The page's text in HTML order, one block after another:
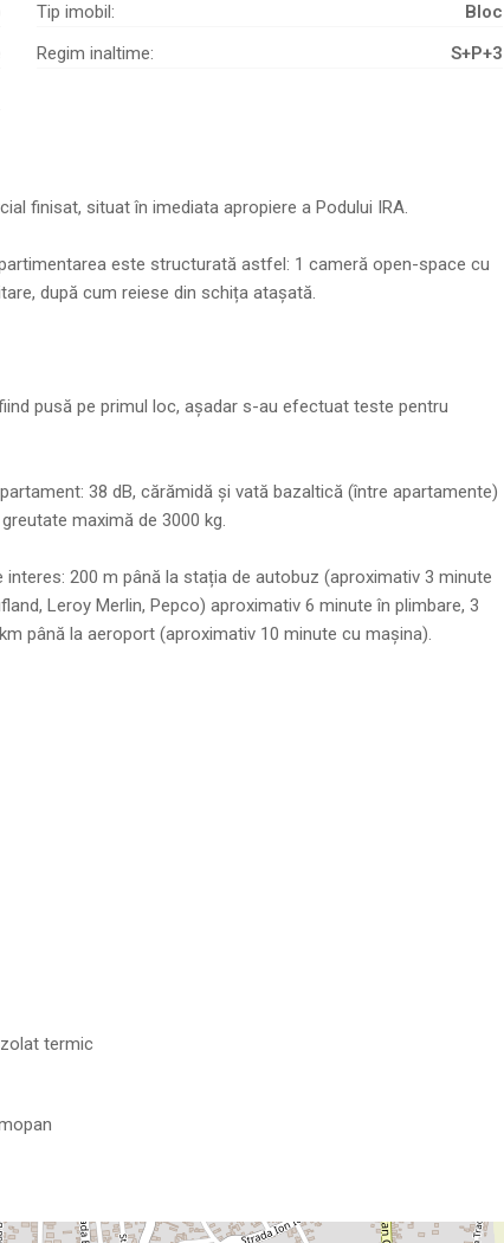
Tip imobil:
Bloc
Regim inaltime:
S+P+3
finisat, situat în imediata apropiere a Podului IRA.
este structurată astfel: 1 cameră open-space cu
după cum reiese din schița atașată.
pusă pe primul loc, așadar s-au efectuat teste pentru
38 dB, cărămidă și vată bazaltică (între apartamente)
maximă de 3000 kg.
200 m până la stația de autobuz (aproximativ 3 minute
Leroy Merlin, Pepco) aproximativ 6 minute în plimbare, 3
până la aeroport (aproximativ 10 minute cu mașina).
termic